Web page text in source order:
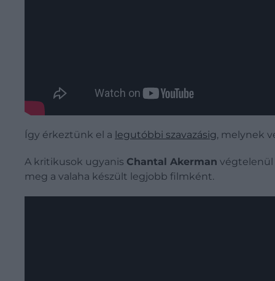
Így érkeztünk el a legutóbbi szavazásig, melynek
A kritikusok ugyanis Chantal Akerman végtelenül
meg a valaha készült legjobb filmként.